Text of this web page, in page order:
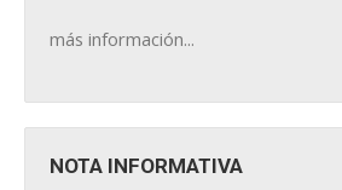
más información...
NOTA INFORMATIVA